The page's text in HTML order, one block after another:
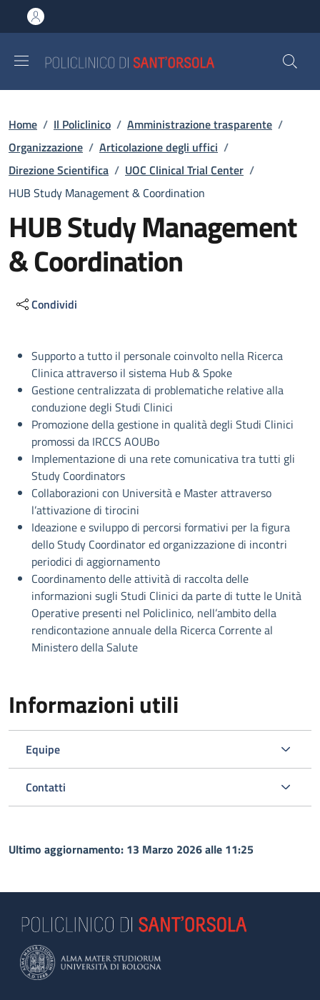
al contenuto principale
to footer content
Briciole di pane
Home / Il Policlinico / Amministrazione trasparente /
Organizzazione / Articolazione degli uffici /
Direzione Scientifica / UOC Clinical Trial Center /
HUB Study Management & Coordination
HUB Study Management
& Coordination
Condividi
Descrizione
Supporto a tutto il personale coinvolto nella Ricerca
Clinica attraverso il sistema Hub & Spoke
Gestione centralizzata di problematiche relative alla
conduzione degli Studi Clinici
Promozione della gestione in qualità degli Studi Clinici
promossi da IRCCS AOUBo
Implementazione di una rete comunicativa tra tutti gli
Study Coordinators
Collaborazioni con Università e Master attraverso
l’attivazione di tirocini
Ideazione e sviluppo di percorsi formativi per la figura
dello Study Coordinator ed organizzazione di incontri
periodici di aggiornamento
Coordinamento delle attività di raccolta delle
informazioni sugli Studi Clinici da parte di tutte le Unità
Operative presenti nel Policlinico, nell’ambito della
rendicontazione annuale della Ricerca Corrente al
Ministero della Salute
Informazioni utili
Equipe
Contatti
Ultimo aggiornamento: 13 Marzo 2026 alle 11:25